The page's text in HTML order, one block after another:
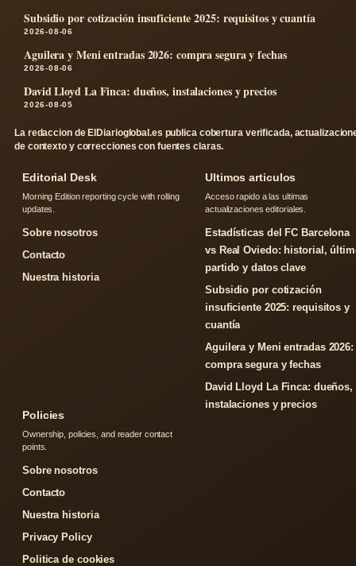
Subsidio por cotización insuficiente 2025: requisitos y cuantía
2026-08-06
Aguilera y Meni entradas 2026: compra segura y fechas
2026-08-06
David Lloyd La Finca: dueños, instalaciones y precios
2026-08-05
La redaccion de ElDiarioglobal.es publica cobertura verificada,
de contexto y correcciones con fuentes claras.
Editorial Desk
Morning Edition reporting cycle with rolling
updates.
Sobre nosotros
Contacto
Nuestra historia
Ultimos articulos
Acceso rapido a las ultimas
actualizaciones editoriales.
Estadísticas del FC Barcelona
vs Real Oviedo: historial,
partido y datos clave
Subsidio por cotización
insuficiente 2025: requisitos y
cuantía
Aguilera y Meni entradas 2026:
compra segura y fechas
David Lloyd La Finca: dueños,
instalaciones y precios
Policies
Ownership, policies, and reader contact
points.
Sobre nosotros
Contacto
Nuestra historia
Privacy Policy
Politica de cookies